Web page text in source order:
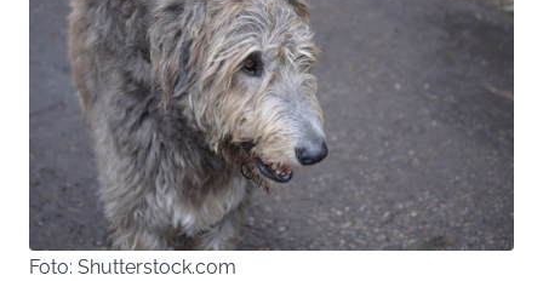
Foto: Shutterstock.com